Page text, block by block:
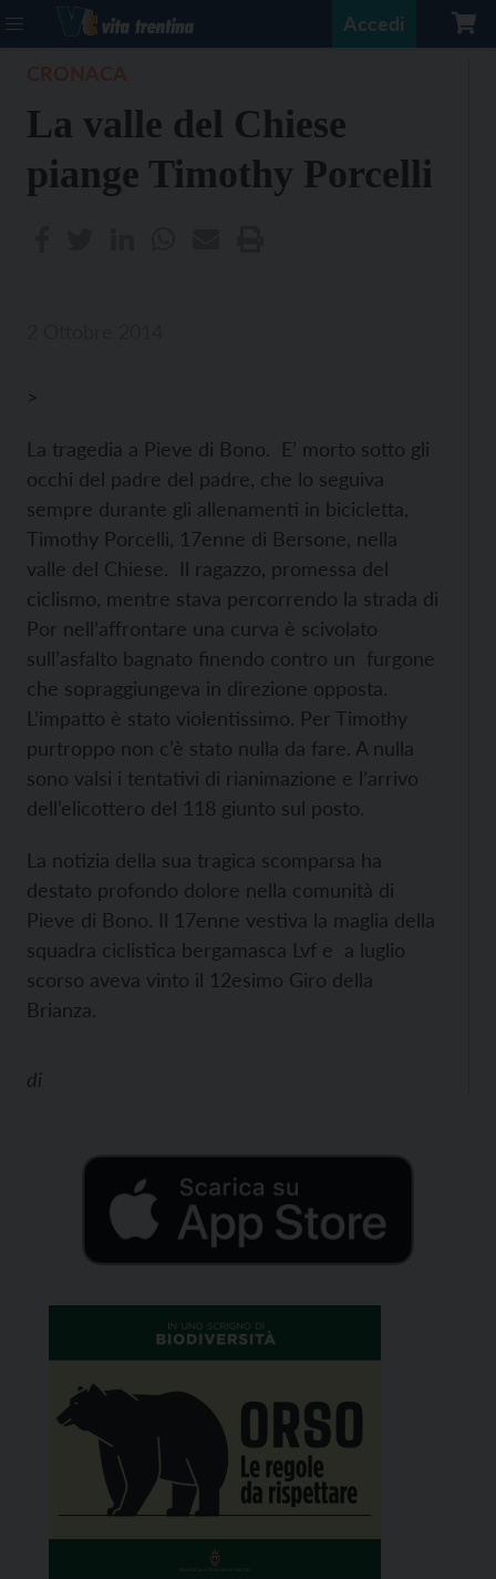
Accedi
La valle del Chiese
piange Timothy Porcelli
>
La tragedia a Pieve di Bono. E’ morto sotto gli
occhi del padre del padre, che lo seguiva
sempre durante gli allenamenti in bicicletta,
Timothy Porcelli, 17enne di Bersone, nella
valle del Chiese. Il ragazzo, promessa del
ciclismo, mentre stava percorrendo la strada di
Por nell’affrontare una curva è scivolato
sull’asfalto bagnato finendo contro un furgone
che sopraggiungeva in direzione opposta.
L’impatto è stato violentissimo. Per Timothy
purtroppo non c’è stato nulla da fare. A nulla
sono valsi i tentativi di rianimazione e l’arrivo
dell’elicottero del 118 giunto sul posto.
La notizia della sua tragica scomparsa ha
destato profondo dolore nella comunità di
Pieve di Bono. Il 17enne vestiva la maglia della
squadra ciclistica bergamasca Lvf e a luglio
scorso aveva vinto il 12esimo Giro della
Brianza.
di